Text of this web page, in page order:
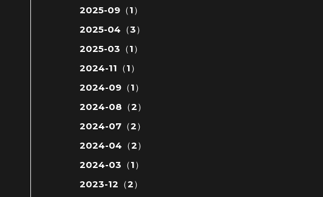
2025-09（1）
2025-04（3）
2025-03（1）
2024-11（1）
2024-09（1）
2024-08（2）
2024-07（2）
2024-04（2）
2024-03（1）
2023-12（2）